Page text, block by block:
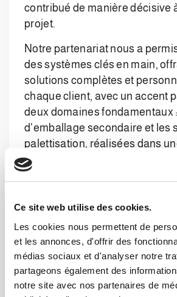
Ce site web utilise des cookies.
Les cookies nous permettent de
et les annonces, d'offrir des
médias sociaux et d'analyser notre
partageons également des
notre site avec nos partenaires de
contribué de manière décisive
projet.
Notre partenariat nous a
des systèmes clés en main,
solutions complètes et
chaque client, avec un accent
deux domaines fondamentaux
d'emballage secondaire et les
palettisation, réalisées dans
holistique et « totalement
standard PACK ML en matière
une efficacité maximale tout en
sécurité de l'ensemble du
Notre engagement commun
d'intégrer l'innovation et la
chaque étape du projet, en
solutions qui non seulement